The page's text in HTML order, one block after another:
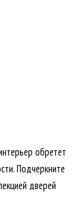
обретет
Подчеркните
дверей